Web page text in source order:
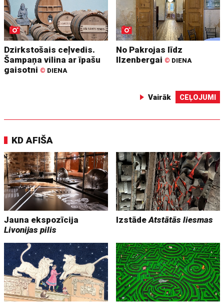
Dzirkstošais ceļvedis.
Šampaņa vilina ar īpašu
gaisotni © DIENA
No Pakrojas līdz
Ilzenbergai © DIENA
Vairāk CEĻOJUMI
KD AFIŠA
Jauna ekspozīcija
Livonijas pilis
IzstādeAtstātās liesmas